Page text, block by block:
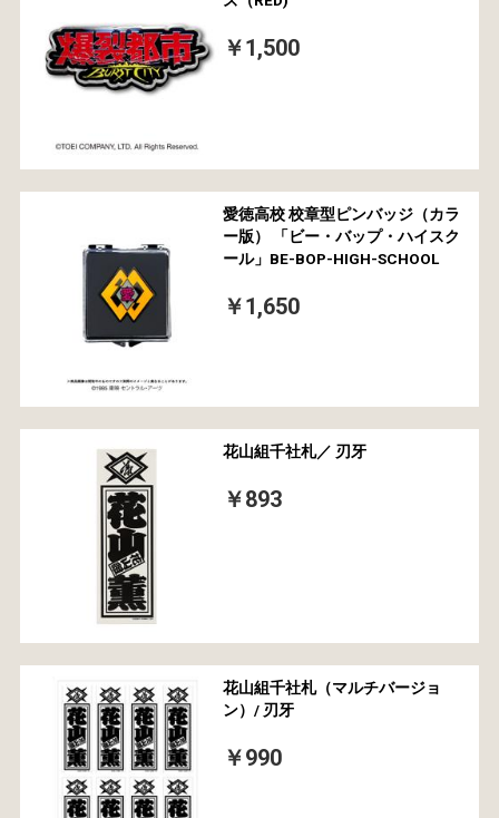
￥1,500
愛徳高校 校章型ピンバッジ（カラ
ー版） 「ビー・バップ・ハイスク
ール」BE-BOP-HIGH-SCHOOL
￥1,650
花山組千社札／ 刃牙
￥893
花山組千社札（マルチバージョ
ン）/ 刃牙
￥990